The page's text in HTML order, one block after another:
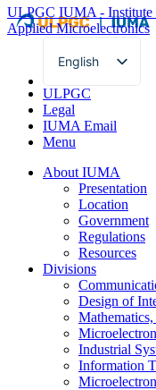
ULPGC IUMA - Institute
Applied Microelectronics
English
Spanish
ULPGC
Legal
IUMA Email
Menu
About IUMA
Presentation
Location
Government
Regulations
Resources
Divisions
Design of
Industrial
Information